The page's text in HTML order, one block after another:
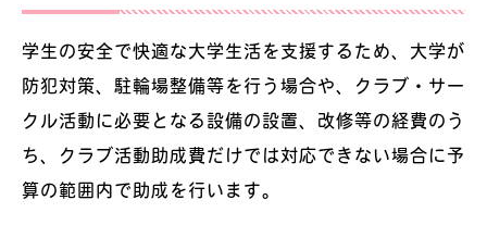
学生の安全で快適な大学生活を支援するため、大学が
防犯対策、駐輪場整備等を行う場合や、クラブ・サー
クル活動に必要となる設備の設置、改修等の経費のう
ち、クラブ活動助成費だけでは対応できない場合に予
算の範囲内で助成を行います。